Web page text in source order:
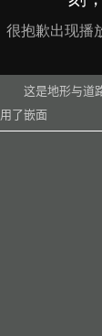
这是地形与道
用了嵌面